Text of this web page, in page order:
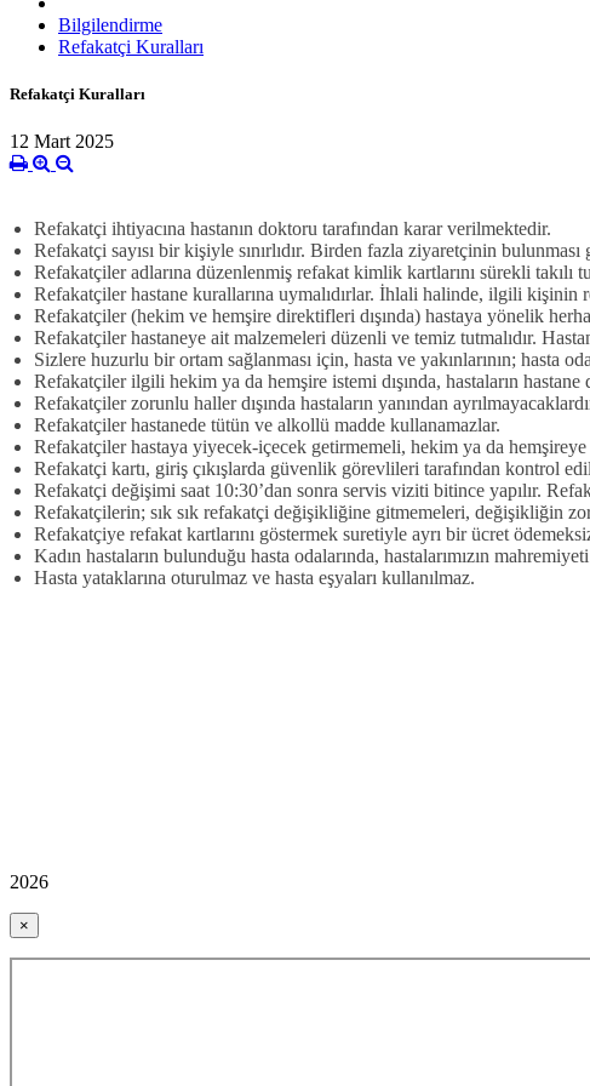
Bilgilendirme
Refakatçi Kuralları
Refakatçi Kuralları
12 Mart 2025
Refakatçi ihtiyacına hastanın doktoru tarafından karar verilmektedir.
Refakatçi sayısı bir kişiyle sınırlıdır. Birden fazla ziyaretçinin
Refakatçiler adlarına düzenlenmiş refakat kimlik kartlarını sürekli takılı
Refakatçiler hastane kurallarına uymalıdırlar. İhlali halinde, ilgili kişinin
Refakatçiler (hekim ve hemşire direktifleri dışında) hastaya yönelik
Refakatçiler hastaneye ait malzemeleri düzenli ve temiz tutmalıdır.
Sizlere huzurlu bir ortam sağlanması için, hasta ve yakınlarının; hasta
Refakatçiler ilgili hekim ya da hemşire istemi dışında, hastaların hastane
Refakatçiler zorunlu haller dışında hastaların yanından
Refakatçiler hastanede tütün ve alkollü madde kullanamazlar.
Refakatçiler hastaya yiyecek-içecek getirmemeli, hekim ya da
Refakatçi kartı, giriş çıkışlarda güvenlik görevlileri tarafından kontrol
Refakatçi değişimi saat 10:30’dan sonra servis viziti bitince yapılır.
Refakatçilerin; sık sık refakatçi değişikliğine gitmemeleri, değişikliğin
Refakatçiye refakat kartlarını göstermek suretiyle ayrı bir ücret
Kadın hastaların bulunduğu hasta odalarında, hastalarımızın
Hasta yataklarına oturulmaz ve hasta eşyaları kullanılmaz.
2026
×